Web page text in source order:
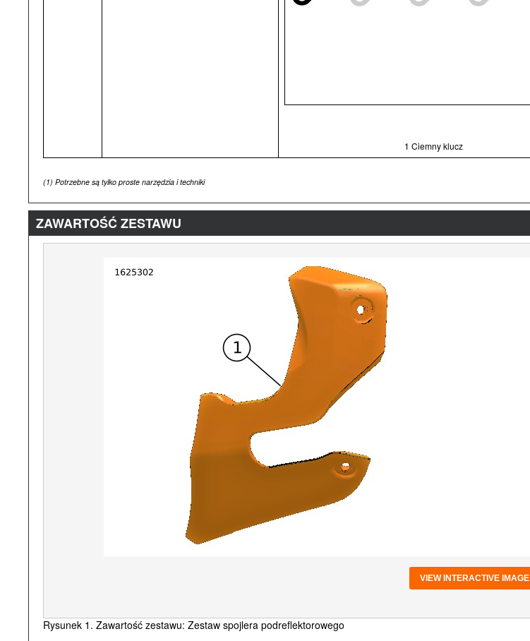
1 Ciemny klucz
(1) Potrzebne są tylko proste narzędzia i techniki
ZAWARTOŚĆ ZESTAWU
VIEW INTERACTIVE IMAGE
Rysunek 1. Zawartość zestawu: Zestaw spojlera podreflektorowego